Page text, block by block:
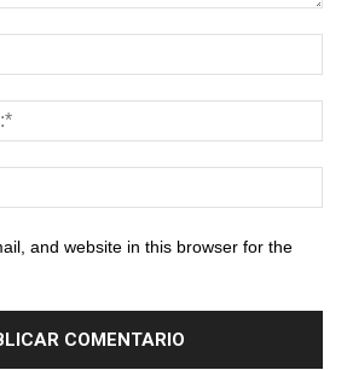
and website in this browser for the